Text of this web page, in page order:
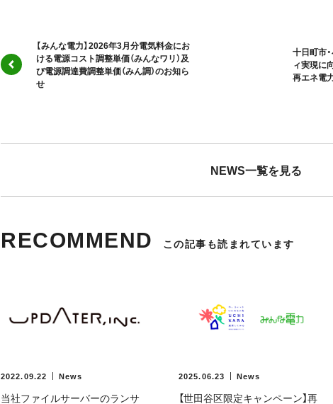
【みんな電力】2026年3月分電気料金にお
ける電源コスト調整単価（みんなワリ）及
び電源調達費調整単価（みん調）のお知ら
せ
十日町市
ィ実現に
再エネ電
NEWS一覧を見る
RECOMMEND この記事も読まれています
2022.09.22 News
当社ファイルサーバーのランサ
2025.06.23 News
【世田谷区限定キャンペーン】再